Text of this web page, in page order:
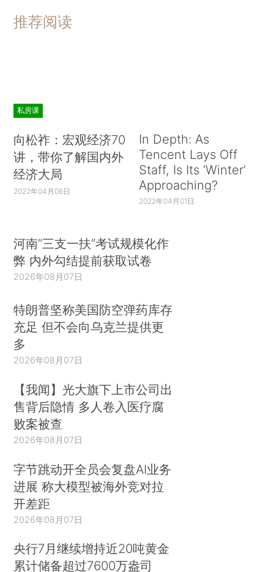
推荐阅读
私房课
向松祚：宏观经济70
讲，带你了解国内外
经济大局
2022年04月06日
In Depth: As
Tencent Lays Off
Staff, Is Its ‘Winter’
Approaching?
2022年04月01日
河南“三支一扶”考试规模化作
弊 内外勾结提前获取试卷
2026年08月07日
特朗普坚称美国防空弹药库存
充足 但不会向乌克兰提供更
多
2026年08月07日
【我闻】光大旗下上市公司出
售背后隐情 多人卷入医疗腐
败案被查
2026年08月07日
字节跳动开全员会复盘AI业务
进展 称大模型被海外竞对拉
开差距
2026年08月07日
央行7月继续增持近20吨黄金
累计储备超过7600万盎司